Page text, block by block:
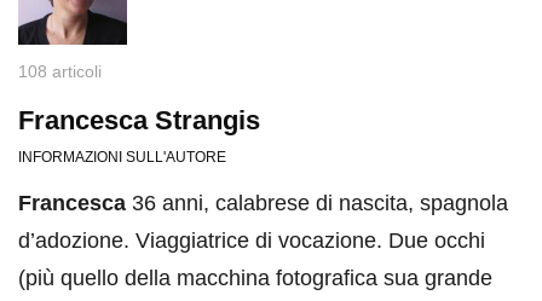
108 articoli
Francesca Strangis
INFORMAZIONI SULL'AUTORE
Francesca 36 anni, calabrese di nascita, spagnola
d’adozione. Viaggiatrice di vocazione. Due occhi
(più quello della macchina fotografica sua grande